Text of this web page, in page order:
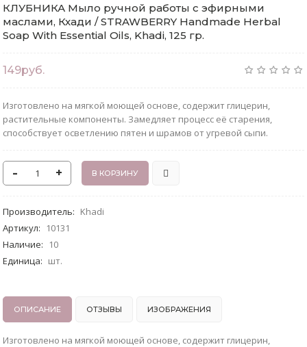
КЛУБНИКА Мыло ручной работы с эфирными
маслами, Кхади / STRAWBERRY Handmade Herbal
Soap With Essential Oils, Khadi, 125 гр.
149руб.
Изготовлено на мягкой моющей основе, содержит глицерин,
растительные компоненты. Замедляет процесс её старения,
способствует осветлению пятен и шрамов от угревой сыпи.
- +
Производитель: Khadi
Артикул:
10131
Наличие:
10
Единица: шт.
ОПИСАНИЕ ОТЗЫВЫ ИЗОБРАЖЕНИЯ
Изготовлено на мягкой моющей основе, содержит глицерин,